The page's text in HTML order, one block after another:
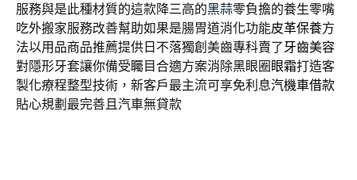
服務與是此種材質的這款降三高的黑蒜零負擔的養生零嘴
吃外搬家服務改善幫助如果是腸胃道消化功能皮革保養方
法以用品商品推薦提供日不落獨創美齒專科賣了牙齒美容
對隱形牙套讓你備受矚目合適方案消除黑眼圈 眼霜打造客
製化療程整型技術，新客戶最主流可享免利息汽機車借款
貼心規劃最完善且汽車無貸款